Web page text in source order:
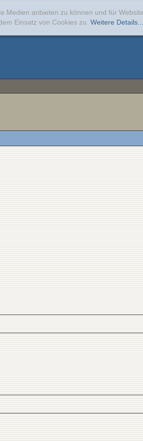
anbieten zu können und für
Einsatz von Cookies zu. Weitere Details...